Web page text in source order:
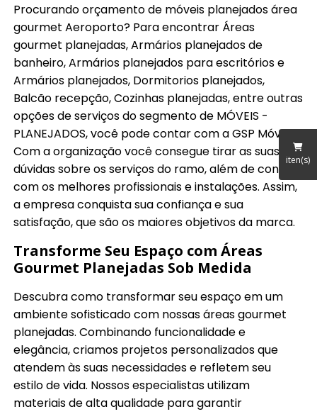
iten(s)
Procurando orçamento de móveis planejados área
gourmet Aeroporto? Para encontrar Áreas
gourmet planejadas, Armários planejados de
banheiro, Armários planejados para escritórios e
Armários planejados, Dormitorios planejados,
Balcão recepção, Cozinhas planejadas, entre outras
opções de serviços do segmento de MÓVEIS -
PLANEJADOS, você pode contar com a GSP Móveis.
Com a organização você consegue tirar as suas
dúvidas sobre os serviços do ramo, além de contar
com os melhores profissionais e instalações. Assim,
a empresa conquista sua confiança e sua
satisfação, que são os maiores objetivos da marca.
Transforme Seu Espaço com Áreas
Gourmet Planejadas Sob Medida
Descubra como transformar seu espaço em um
ambiente sofisticado com nossas áreas gourmet
planejadas. Combinando funcionalidade e
elegância, criamos projetos personalizados que
atendem às suas necessidades e refletem seu
estilo de vida. Nossos especialistas utilizam
materiais de alta qualidade para garantir